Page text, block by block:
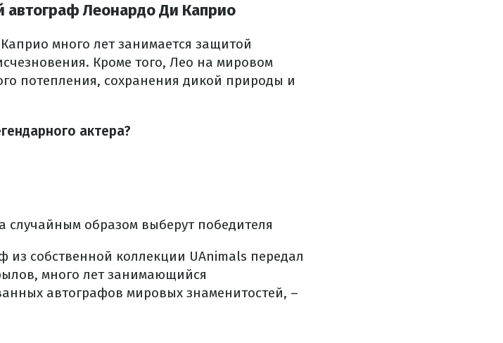
автограф Леонардо Ди Каприо
много лет занимается защитой
Кроме того, Лео на мировом
потепления, сохранения дикой природы и
актера?
образом выберут победителя
собственной коллекции UAnimals передал
много лет занимающийся
автографов мировых знаменитостей, –